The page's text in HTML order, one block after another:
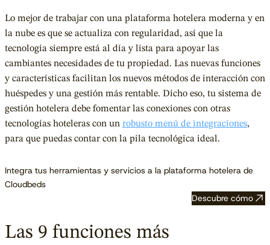
Lo mejor de trabajar con una plataforma hotelera moderna y en
la nube es que se actualiza con regularidad, así que la
tecnología siempre está al día y lista para apoyar las
cambiantes necesidades de tu propiedad. Las nuevas funciones
y características facilitan los nuevos métodos de interacción con
huéspedes y una gestión más rentable. Dicho eso, tu sistema de
gestión hotelera debe fomentar las conexiones con otras
tecnologías hoteleras con un robusto menú de integraciones,
para que puedas contar con la pila tecnológica ideal.
Integra tus herramientas y servicios a la plataforma hotelera de
Cloudbeds
Descubre cómo
Las 9 funciones más